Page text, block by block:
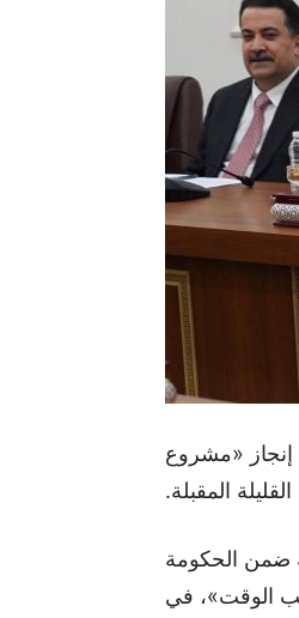
تقترب من إنجاز «مشروع
المقبلة.
ضمن الحكومة
الوقت»، في